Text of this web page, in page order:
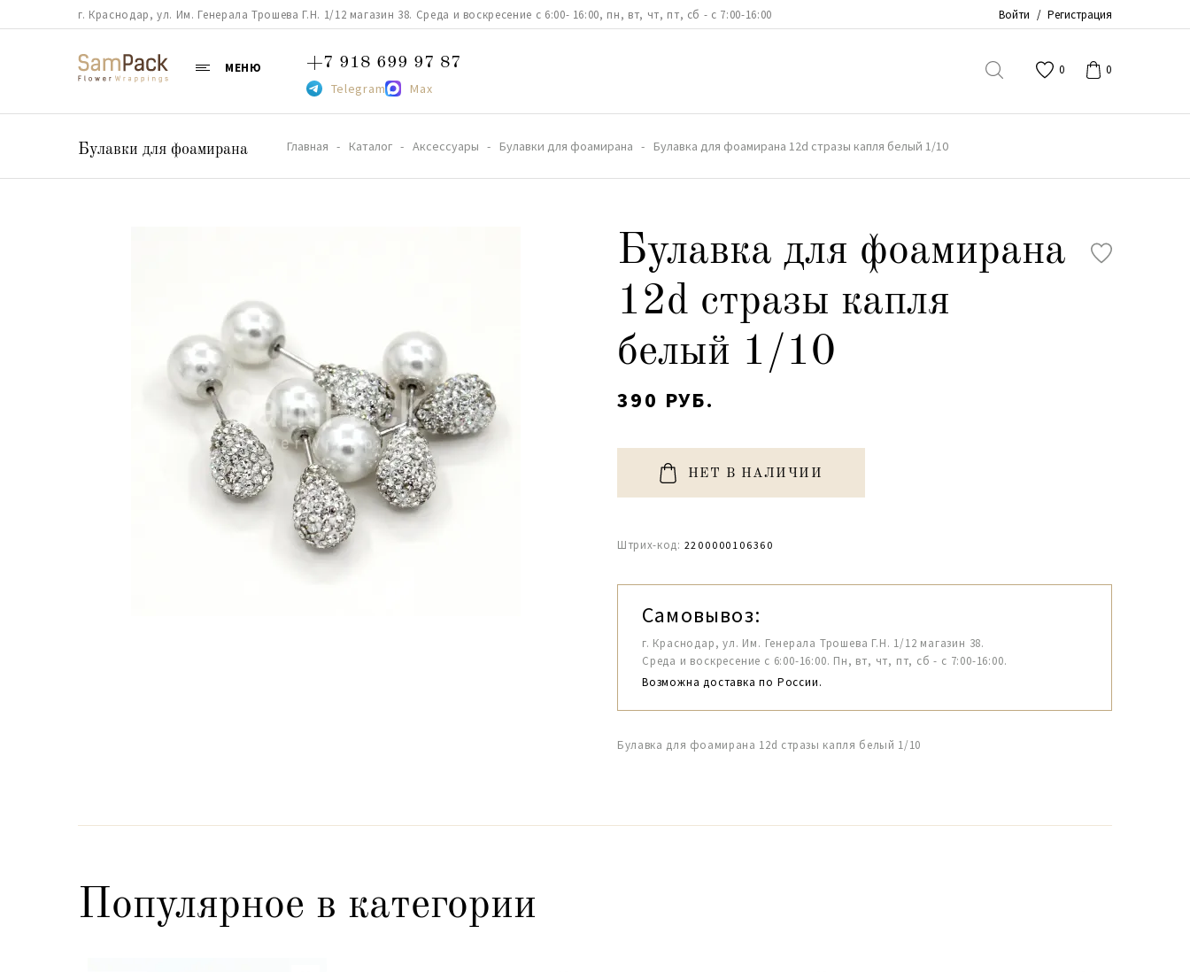
г. Краснодар, ул. Им. Генерала Трошева Г.Н. 1/12 магазин 38. Среда и воскресение с 6:00- 16:00, пн, вт, чт, пт, сб - с 7:00-16:00 Войти / Регистрация
МЕНЮ +7 918 699 97 87
Telegram Max
0 0
Булавки для фоамирана Главная Каталог Аксессуары Булавки для фоамирана Булавка для фоамирана 12d стразы капля белый 1/10
Булавка для фоамирана
12d стразы капля
белый 1/10
390 РУБ.
НЕТ В НАЛИЧИИ
Штрих-код: 2200000106360
Самовывоз:
г. Краснодар, ул. Им. Генерала Трошева Г.Н. 1/12 магазин 38.
Среда и воскресение с 6:00-16:00. Пн, вт, чт, пт, сб - с 7:00-16:00.
Возможна доставка по России.
Булавка для фоамирана 12d стразы капля белый 1/10
Популярное в категории